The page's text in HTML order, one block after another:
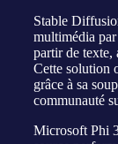
Stable
multimédia
partir de texte,
Cette solution
grâce à sa
communauté
Microsoft Phi